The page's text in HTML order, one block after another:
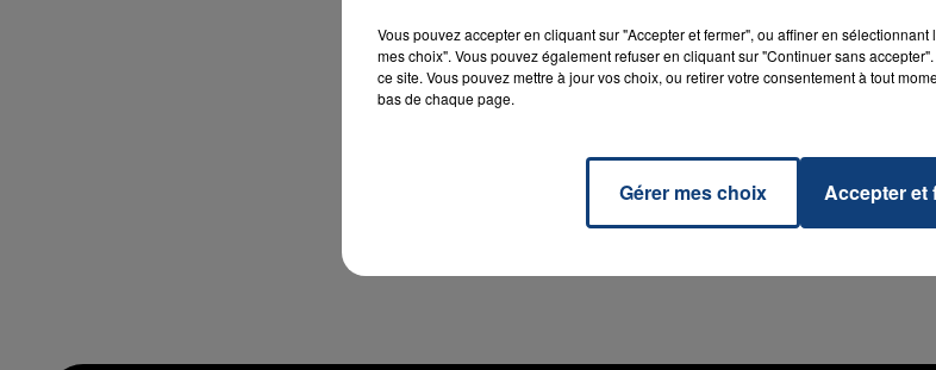
Vous pouvez accepter en cliquant sur "Accepter et fermer", ou affiner en
mes choix". Vous pouvez également refuser en cliquant sur "Continuer sans
ce site. Vous pouvez mettre à jour vos choix, ou retirer votre consentement à tout
bas de chaque page.
Gérer mes choix Accepter et